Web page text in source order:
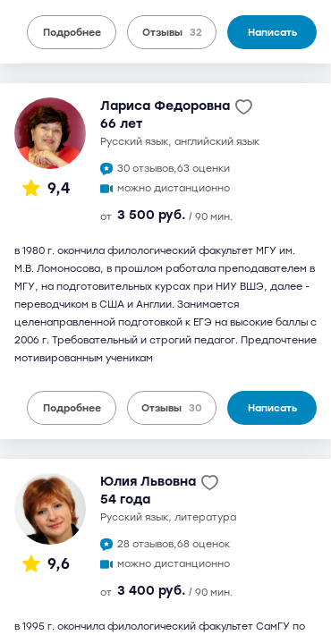
Подробнее Отзывы 32 Написать
9,4
Лариса Федоровна
66 лет
русский язык, английский язык
30 отзывов,63 оценки
можно дистанционно
от 3 500 руб. / 90 мин.
в 1980 г. окончила филологический факультет МГУ им.
М.В. Ломоносова, в прошлом работала преподавателем в
МГУ, на подготовительных курсах при НИУ ВШЭ, далее -
переводчиком в США и Англии. Занимается
целенаправленной подготовкой к ЕГЭ на высокие баллы с
2006 г. Требовательный и строгий педагог. Предпочтение
мотивированным ученикам
Подробнее Отзывы 30 Написать
9,6
Юлия Львовна
54 года
русский язык, литература
28 отзывов,68 оценок
можно дистанционно
от 3 400 руб. / 90 мин.
в 1995 г. окончила филологический факультет СамГУ по